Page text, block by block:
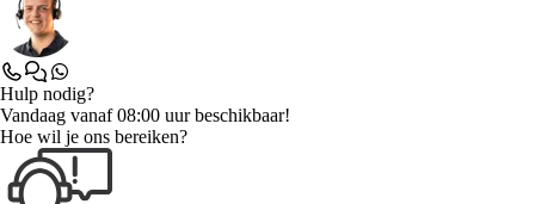
Hulp nodig?
Vandaag vanaf 08:00 uur beschikbaar!
Hoe wil je ons bereiken?